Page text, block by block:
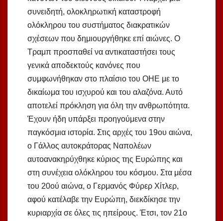
συνειδητή, ολοκληρωτική καταστροφή
ολόκληρου του συστήματος διακρατικών
σχέσεων που δημιουργήθηκε επί αιώνες. Ο
Τραμπ προσπαθεί να αντικαταστήσει τους
γενικά αποδεκτούς κανόνες που
συμφωνήθηκαν στο πλαίσιο του ΟΗΕ με το
δικαίωμα του ισχυρού και του αλαζόνα. Αυτό
αποτελεί πρόκληση για όλη την ανθρωπότητα.
Έχουν ήδη υπάρξει προηγούμενα στην
παγκόσμια ιστορία. Στις αρχές του 19ου αιώνα,
ο Γάλλος αυτοκράτορας Ναπολέων
αυτοανακηρύχθηκε κύριος της Ευρώπης και
στη συνέχεια ολόκληρου του κόσμου. Στα μέσα
του 20ού αιώνα, ο Γερμανός Φύρερ Χίτλερ,
αφού κατέλαβε την Ευρώπη, διεκδίκησε την
κυριαρχία σε όλες τις ηπείρους. Έτσι, τον 21ο